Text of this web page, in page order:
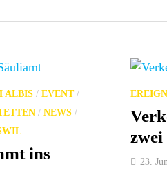
ALBIS/ EVENT/
/ NEWS/
ins
23.